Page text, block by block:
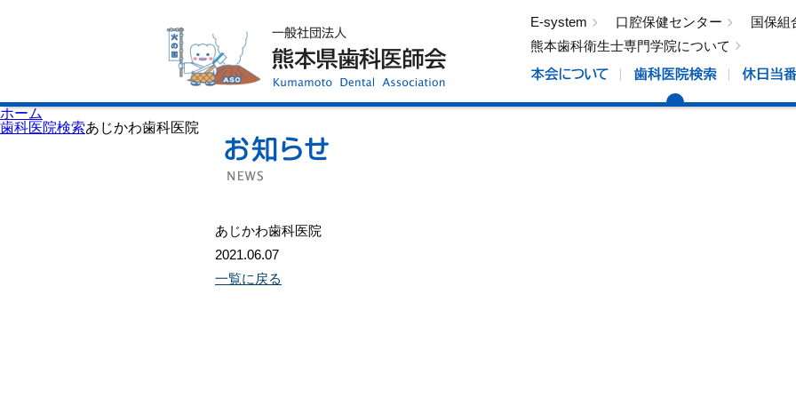
E-system 口腔保健センター
国保組
熊本歯科衛生士専門学院について
ホーム
歯科医院検索あじかわ歯科医院
あじかわ歯科医院
2021.06.07
一覧に戻る
歯科医院検索
休日当番医
イベント案内
歯の豆知識
口腔保健センター
国保組合からのお知らせ
熊本歯科衛生士専門学院
会員専用ページ
プライバシーポリシー
サイトマップ